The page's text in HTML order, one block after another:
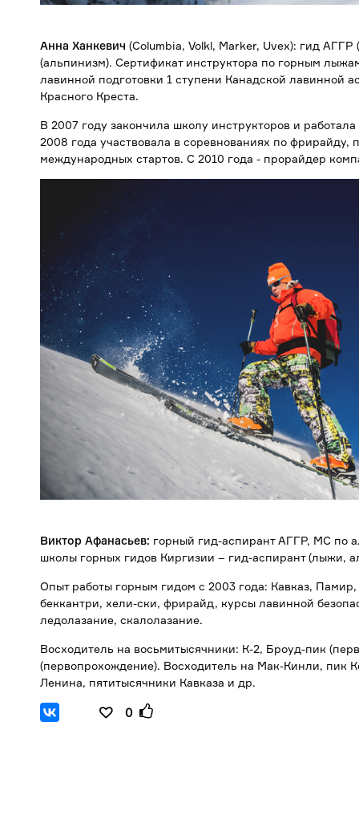
Анна Ханкевич (Columbia, Volkl, Marker, Uvex): гид
(альпинизм). Сертификат инструктора по горным
лавинной подготовки 1 ступени Канадской лавинной
Красного Креста.
В 2007 году закончила школу инструкторов и
2008 года участвовала в соревнованиях по фрирайду,
международных стартов. С 2010 года - прорайдер
Виктор Афанасьев: горный гид-аспирант АГГР, МС по
школы горных гидов Киргизии – гид-аспирант (лыжи,
Опыт работы горным гидом с 2003 года: Кавказ,
беккантри, хели-ски, фрирайд, курсы лавинной
ледолазание, скалолазание.
Восходитель на восьмитысячники: К-2, Броуд-пик
(первопрохождение). Восходитель на Мак-Кинли, пик
Ленина, пятитысячники Кавказа и др.
0